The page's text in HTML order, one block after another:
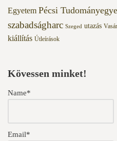
Egyetem Pécsi
szabadságharc Szeged utazás
kiállítás Útleírások
Kövessen minket!
Name*
Email*